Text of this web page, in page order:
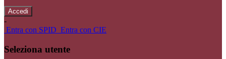
-
Entra con SPID Entra con CIE
Seleziona utente